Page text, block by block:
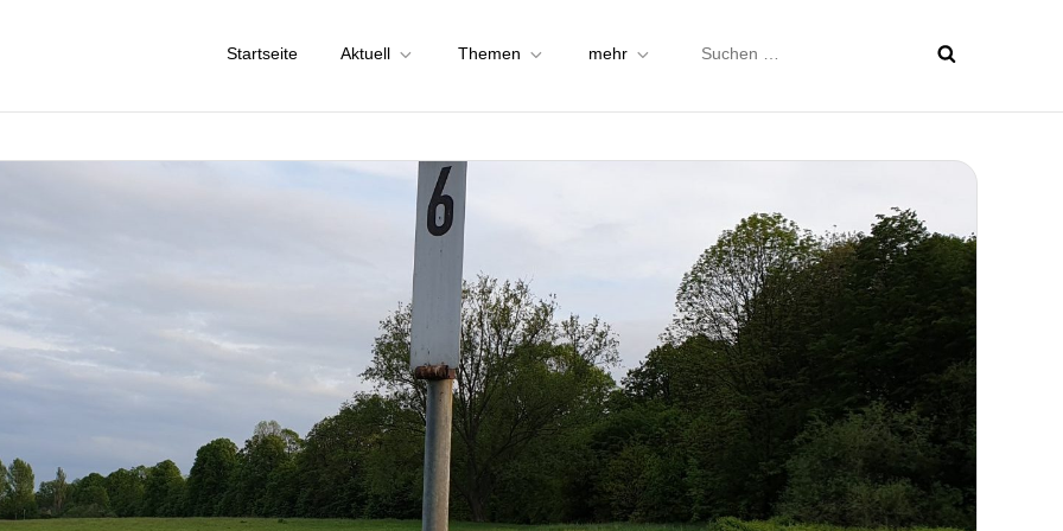
Startseite Aktuell Themen mehr
nach: